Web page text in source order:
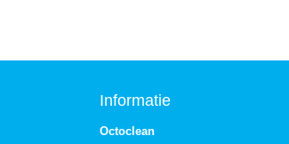
Informatie
Octoclean